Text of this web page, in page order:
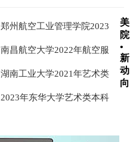
郑州航空工业管理学院2023
校考成绩查询 ...
南昌航空大学2022年航空服
查询
湖南工业大学2021年艺术类
2023年东华大学艺术类本科
美
院
•
新
动
向